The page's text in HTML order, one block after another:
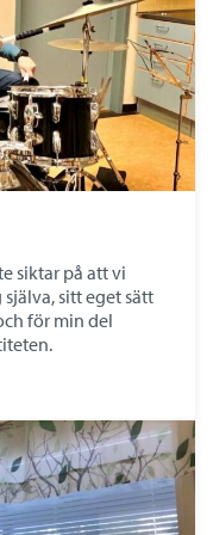
siktar på att vi
sitt eget sätt
för min del